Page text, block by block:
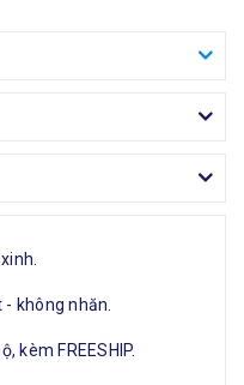
không nhăn.
kèm FREESHIP.